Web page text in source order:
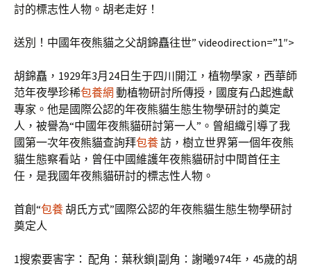
討的標志性人物。胡老走好！
送別！中國年夜熊貓之父胡錦矗往世” videodirection=”1″>
胡錦矗，1929年3月24日生于四川開江，植物學家，西華師
范年夜學珍稀包養網 動植物研討所傳授，國度有凸起進獻
專家。他是國際公認的年夜熊貓生態生物學研討的奠定
人，被譽為“中國年夜熊貓研討第一人”。曾組織引導了我
國第一次年夜熊貓查詢拜包養訪，樹立世界第一個年夜熊
貓生態察看站，曾任中國維護年夜熊貓研討中間首任主
任，是我國年夜熊貓研討的標志性人物。
首創“包養胡氏方式”國際公認的年夜熊貓生態生物學研討
奠定人
1搜索要害字： 配角：葉秋鎖|副角：謝曦974年，45歲的胡